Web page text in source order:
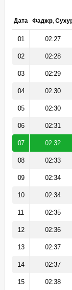
Дата Фаджр,
01 02:27
02 02:28
03 02:29
04 02:30
05 02:30
06 02:31
07 02:32
08 02:33
09 02:34
10 02:34
11 02:35
12 02:36
13 02:37
14 02:37
15 02:38